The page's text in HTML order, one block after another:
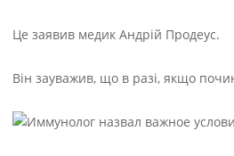
Це заявив медик Андрій Продеус.
Він зауважив, що в разі, якщо